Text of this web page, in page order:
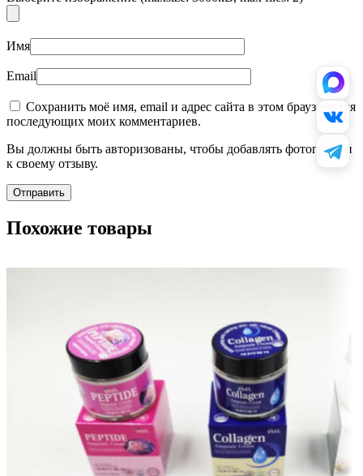
Имя
Email
Сохранить моё имя, email и адрес сайта в этом браузере для
последующих моих комментариев.
Вы должны быть авторизованы, чтобы добавлять фотографии
к своему отзыву.
Похожие товары